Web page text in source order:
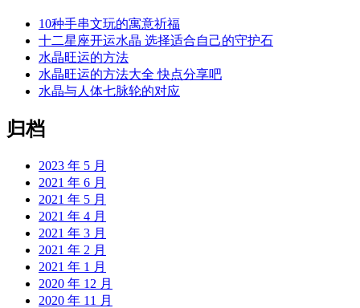
10种手串文玩的寓意祈福
十二星座开运水晶 选择适合自己的守护石
水晶旺运的方法
水晶旺运的方法大全 快点分享吧
水晶与人体七脉轮的对应
归档
2023 年 5 月
2021 年 6 月
2021 年 5 月
2021 年 4 月
2021 年 3 月
2021 年 2 月
2021 年 1 月
2020 年 12 月
2020 年 11 月